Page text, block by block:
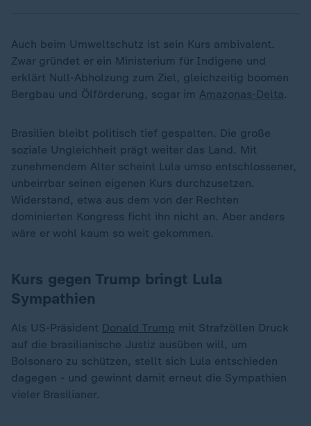
Auch beim Umweltschutz ist sein Kurs ambivalent.
Zwar gründet er ein Ministerium für Indigene und
erklärt Null-Abholzung zum Ziel, gleichzeitig boomen
Bergbau und Ölförderung, sogar im Amazonas-Delta .
Brasilien bleibt politisch tief gespalten. Die große
soziale Ungleichheit prägt weiter das Land. Mit
zunehmendem Alter scheint Lula umso entschlossener,
unbeirrbar seinen eigenen Kurs durchzusetzen.
Widerstand, etwa aus dem von der Rechten
dominierten Kongress ficht ihn nicht an. Aber anders
wäre er wohl kaum so weit gekommen.
Kurs gegen Trump bringt Lula
Sympathien
Als US-Präsident Donald Trump mit Strafzöllen Druck
auf die brasilianische Justiz ausüben will, um
Bolsonaro zu schützen, stellt sich Lula entschieden
dagegen - und gewinnt damit erneut die Sympathien
vieler Brasilianer.